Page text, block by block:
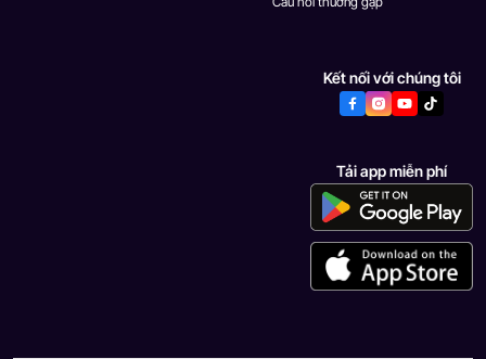
Kết nối với chúng tôi
Tải app miễn phí